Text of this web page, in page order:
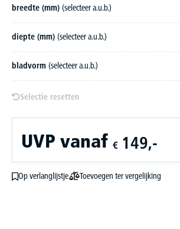
breedte (mm) (selecteer a.u.b.)
diepte (mm) (selecteer a.u.b.)
bladvorm (selecteer a.u.b.)
Selectie resetten
UVP vanaf € 149,-
Op verlanglijstje Toevoegen ter vergelijking